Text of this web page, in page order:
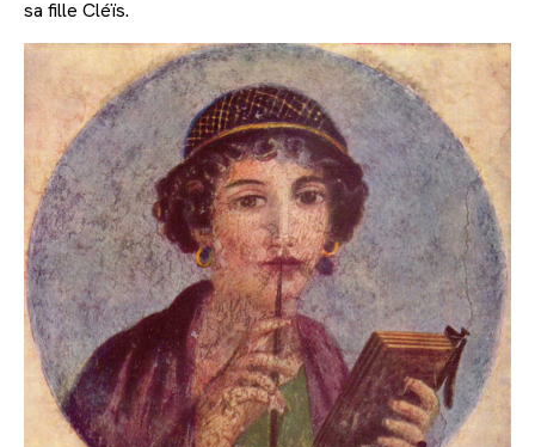
sa fille Cléïs.